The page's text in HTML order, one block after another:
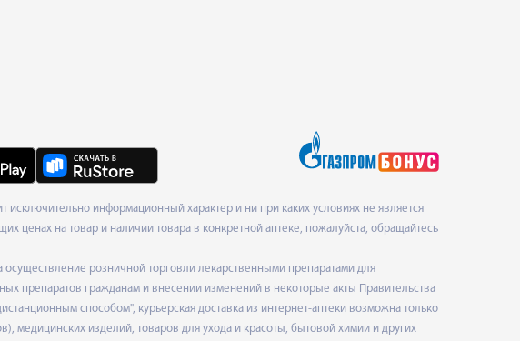
исключительно информационный характер и ни при каких условиях не является
на товар и наличии товара в конкретной аптеке, пожалуйста, обращайтесь
розничной торговли лекарственными препаратами для
препаратов гражданам и внесении изменений в некоторые акты Правительства
способом", курьерская доставка из интернет-аптеки возможна только
медицинских изделий, товаров для ухода и красоты, бытовой химии и других